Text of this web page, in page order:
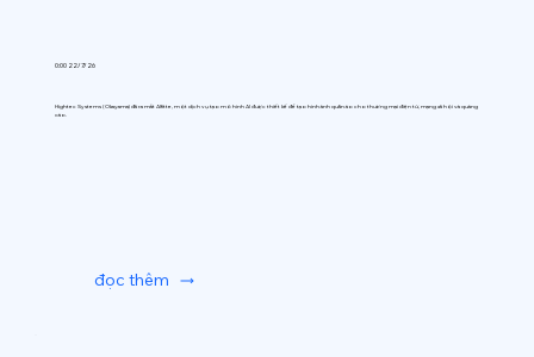
0:00 22/7/26
Hightec Systems (Okayama) đã ra mắt AIfitte, một dịch vụ tạo mô hình AI được thiết kế để tạo hình ảnh quần áo cho thương mại điện tử, mạng xã hội và quảng
cáo.
đọc thêm